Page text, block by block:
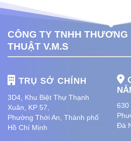
CÔNG TY TNHH THƯƠNG
THUẬT V.M.S
TRỤ SỞ CHÍNH
3D4, Khu Biệt Thự Thạnh
Xuân, KP 57,
Phường Thới An, Thành phố
Hồ Chí Minh
630
Đà